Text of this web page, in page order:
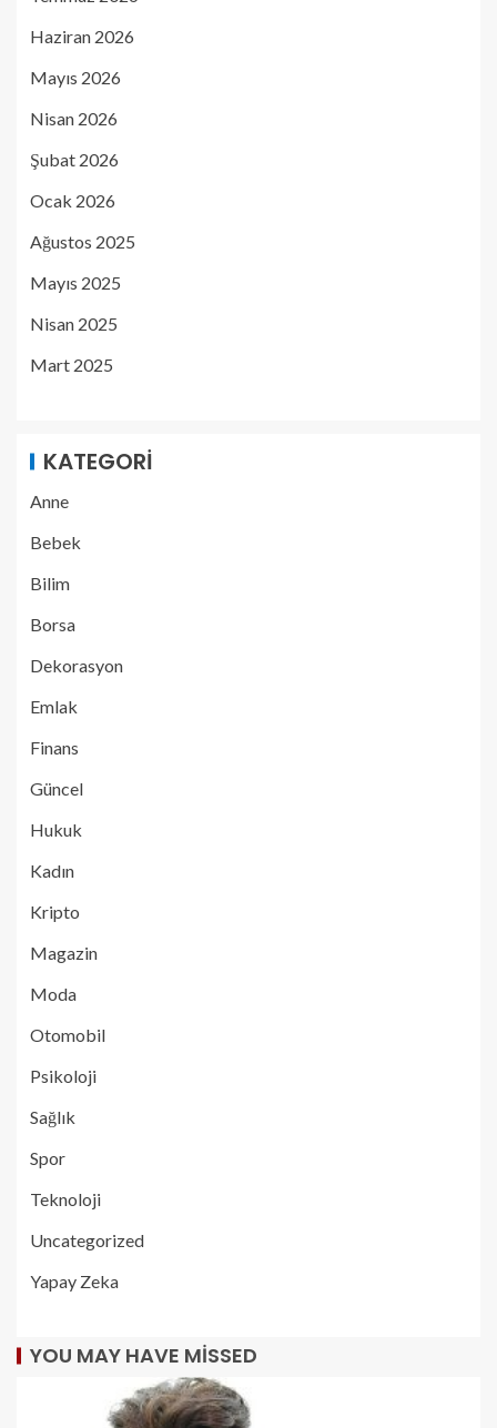
Haziran 2026
Mayıs 2026
Nisan 2026
Şubat 2026
Ocak 2026
Ağustos 2025
Mayıs 2025
Nisan 2025
Mart 2025
KATEGORI
Anne
Bebek
Bilim
Borsa
Dekorasyon
Emlak
Finans
Güncel
Hukuk
Kadın
Kripto
Magazin
Moda
Otomobil
Psikoloji
Sağlık
Spor
Teknoloji
Uncategorized
Yapay Zeka
YOU MAY HAVE MISSED